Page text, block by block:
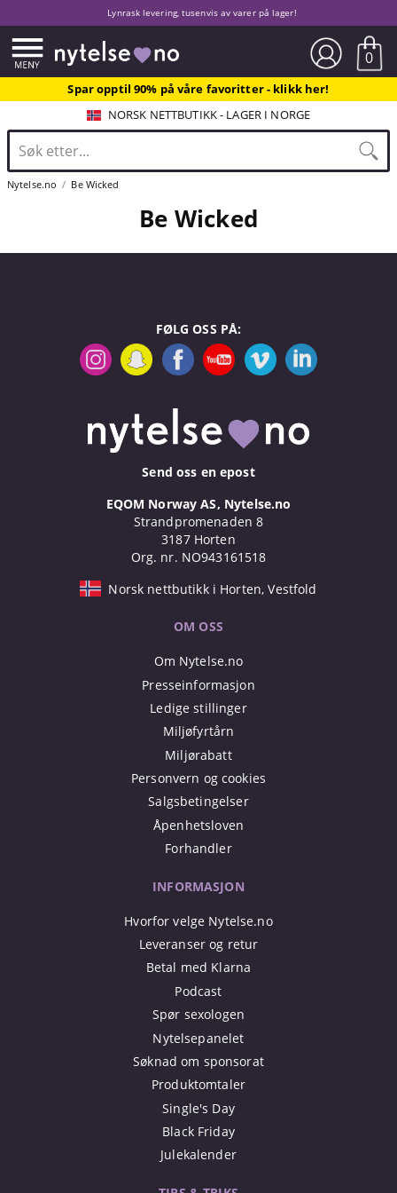
Lynrask levering, tusenvis av varer på lager!
0
Spar opptil 90% på våre favoritter - klikk her!
NORSK NETTBUTIKK - LAGER I NORGE
Nytelse.no Be Wicked
Be Wicked
FØLG OSS PÅ:
Send oss en epost
EQOM Norway AS, Nytelse.no
Strandpromenaden 8
3187 Horten
Org. nr. NO943161518
Norsk nettbutikk i Horten, Vestfold
OM OSS
Om Nytelse.no
Presseinformasjon
Ledige stillinger
Miljøfyrtårn
Miljørabatt
Personvern og cookies
Salgsbetingelser
Åpenhetsloven
Forhandler
INFORMASJON
Hvorfor velge Nytelse.no
Leveranser og retur
Betal med Klarna
Podcast
Spør sexologen
Nytelsepanelet
Søknad om sponsorat
Produktomtaler
Single's Day
Black Friday
Julekalender